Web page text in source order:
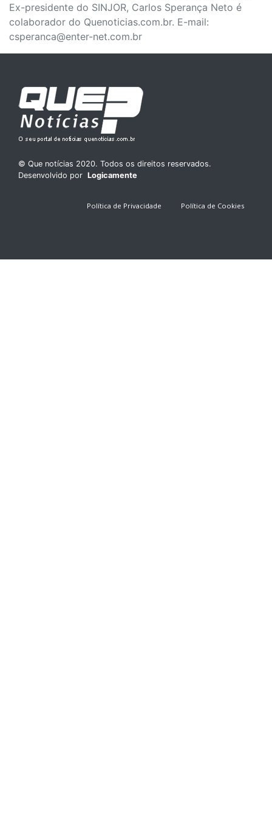
Ex-presidente do SINJOR, Carlos Sperança Neto é
colaborador do Quenoticias.com.br. E-mail:
csperanca@enter-net.com.br
© Que notícias 2020. Todos os direitos reservados.
Desenvolvido por Logicamente
Política de Privacidade Política de Cookies